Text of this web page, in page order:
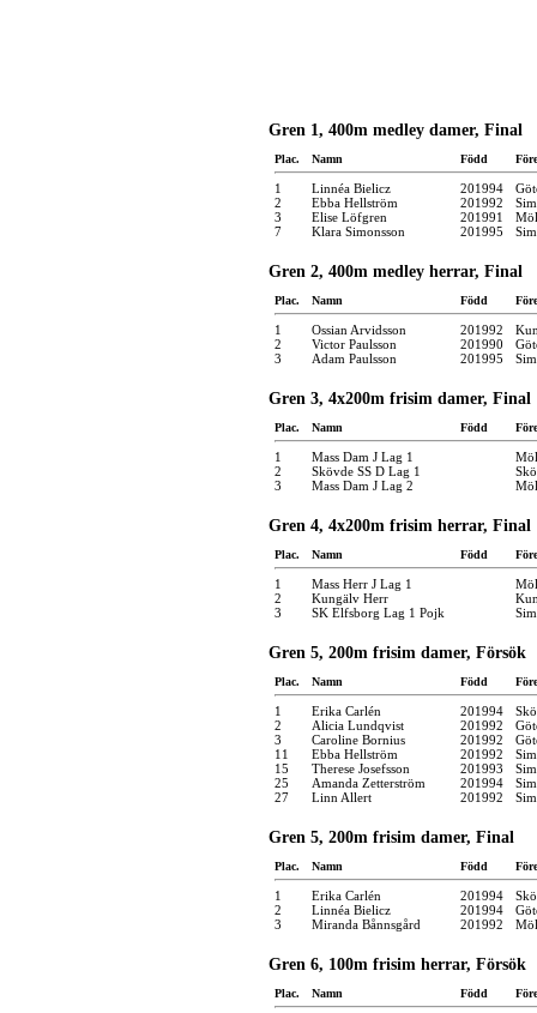
Gren 1, 400m medley damer, Final
Plac. Namn Född
1 Linnéa Bielicz 201994
2
Ebba Hellström 201992
3
Elise Löfgren 201991
7
Klara Simonsson 201995
Gren 2, 400m medley herrar, Final
Plac. Namn Född
1 Ossian Arvidsson 201992
2
Victor Paulsson 201990
3
Adam Paulsson 201995
Gren 3, 4x200m frisim damer, Final
Plac. Namn Född
1 Mass Dam J Lag 1
2
Skövde SS D Lag 1
3
Mass Dam J Lag 2
Gren 4, 4x200m frisim herrar, Final
Plac. Namn Född
1 Mass Herr J Lag 1
2
Kungälv Herr
3
SK Elfsborg Lag 1 Pojk
Gren 5, 200m frisim damer, Försök
Plac. Namn Född
1 Erika Carlén 201994
2
Alicia Lundqvist 201992
3
Caroline Bornius 201992
11
Ebba Hellström 201992
15
Therese Josefsson 201993
25
Amanda Zetterström 201994
27
Linn Allert 201992
Gren 5, 200m frisim damer, Final
Plac. Namn Född
1 Erika Carlén 201994
2
Linnéa Bielicz 201994
3
Miranda Bånnsgård 201992
Gren 6, 100m frisim herrar, Försök
Plac. Namn Född